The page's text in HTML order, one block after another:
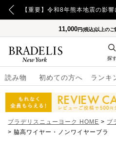
【重要】日本郵便の障害による配送への影響についてのお詫び
11,000円(税込)以上の
読み物 初めての方へ ランキ
探
ブラデリスニューヨーク HOME
ブ
脇高ワイヤー・ノンワイヤーブラ